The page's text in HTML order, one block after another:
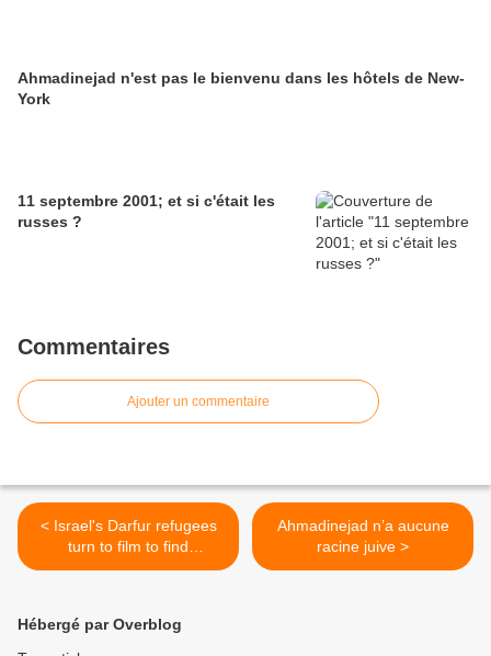
Ahmadinejad n'est pas le bienvenu dans les hôtels de New-
York
11 septembre 2001; et si c'était les
russes ?
Commentaires
Ajouter un commentaire
< Israel's Darfur refugees
turn to film to find
expression
Ahmadinejad n’a aucune
racine juive >
Hébergé par Overblog